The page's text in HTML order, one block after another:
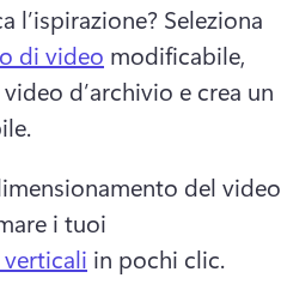
l’ispirazione? Seleziona
di video modificabile,
d’archivio e crea un
del video
i tuoi
in pochi clic.